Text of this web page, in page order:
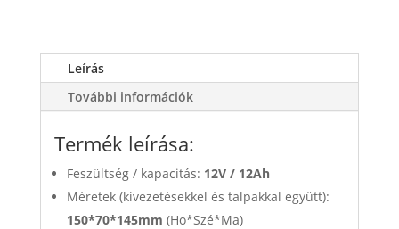
4)
12V
12Ah
200A
(51221)
mennyiség
Leírás
További információk
Termék leírása:
Feszültség / kapacitás: 12V / 12Ah
Méretek (kivezetésekkel és talpakkal együtt):
150*70*145mm (Ho*Szé*Ma)